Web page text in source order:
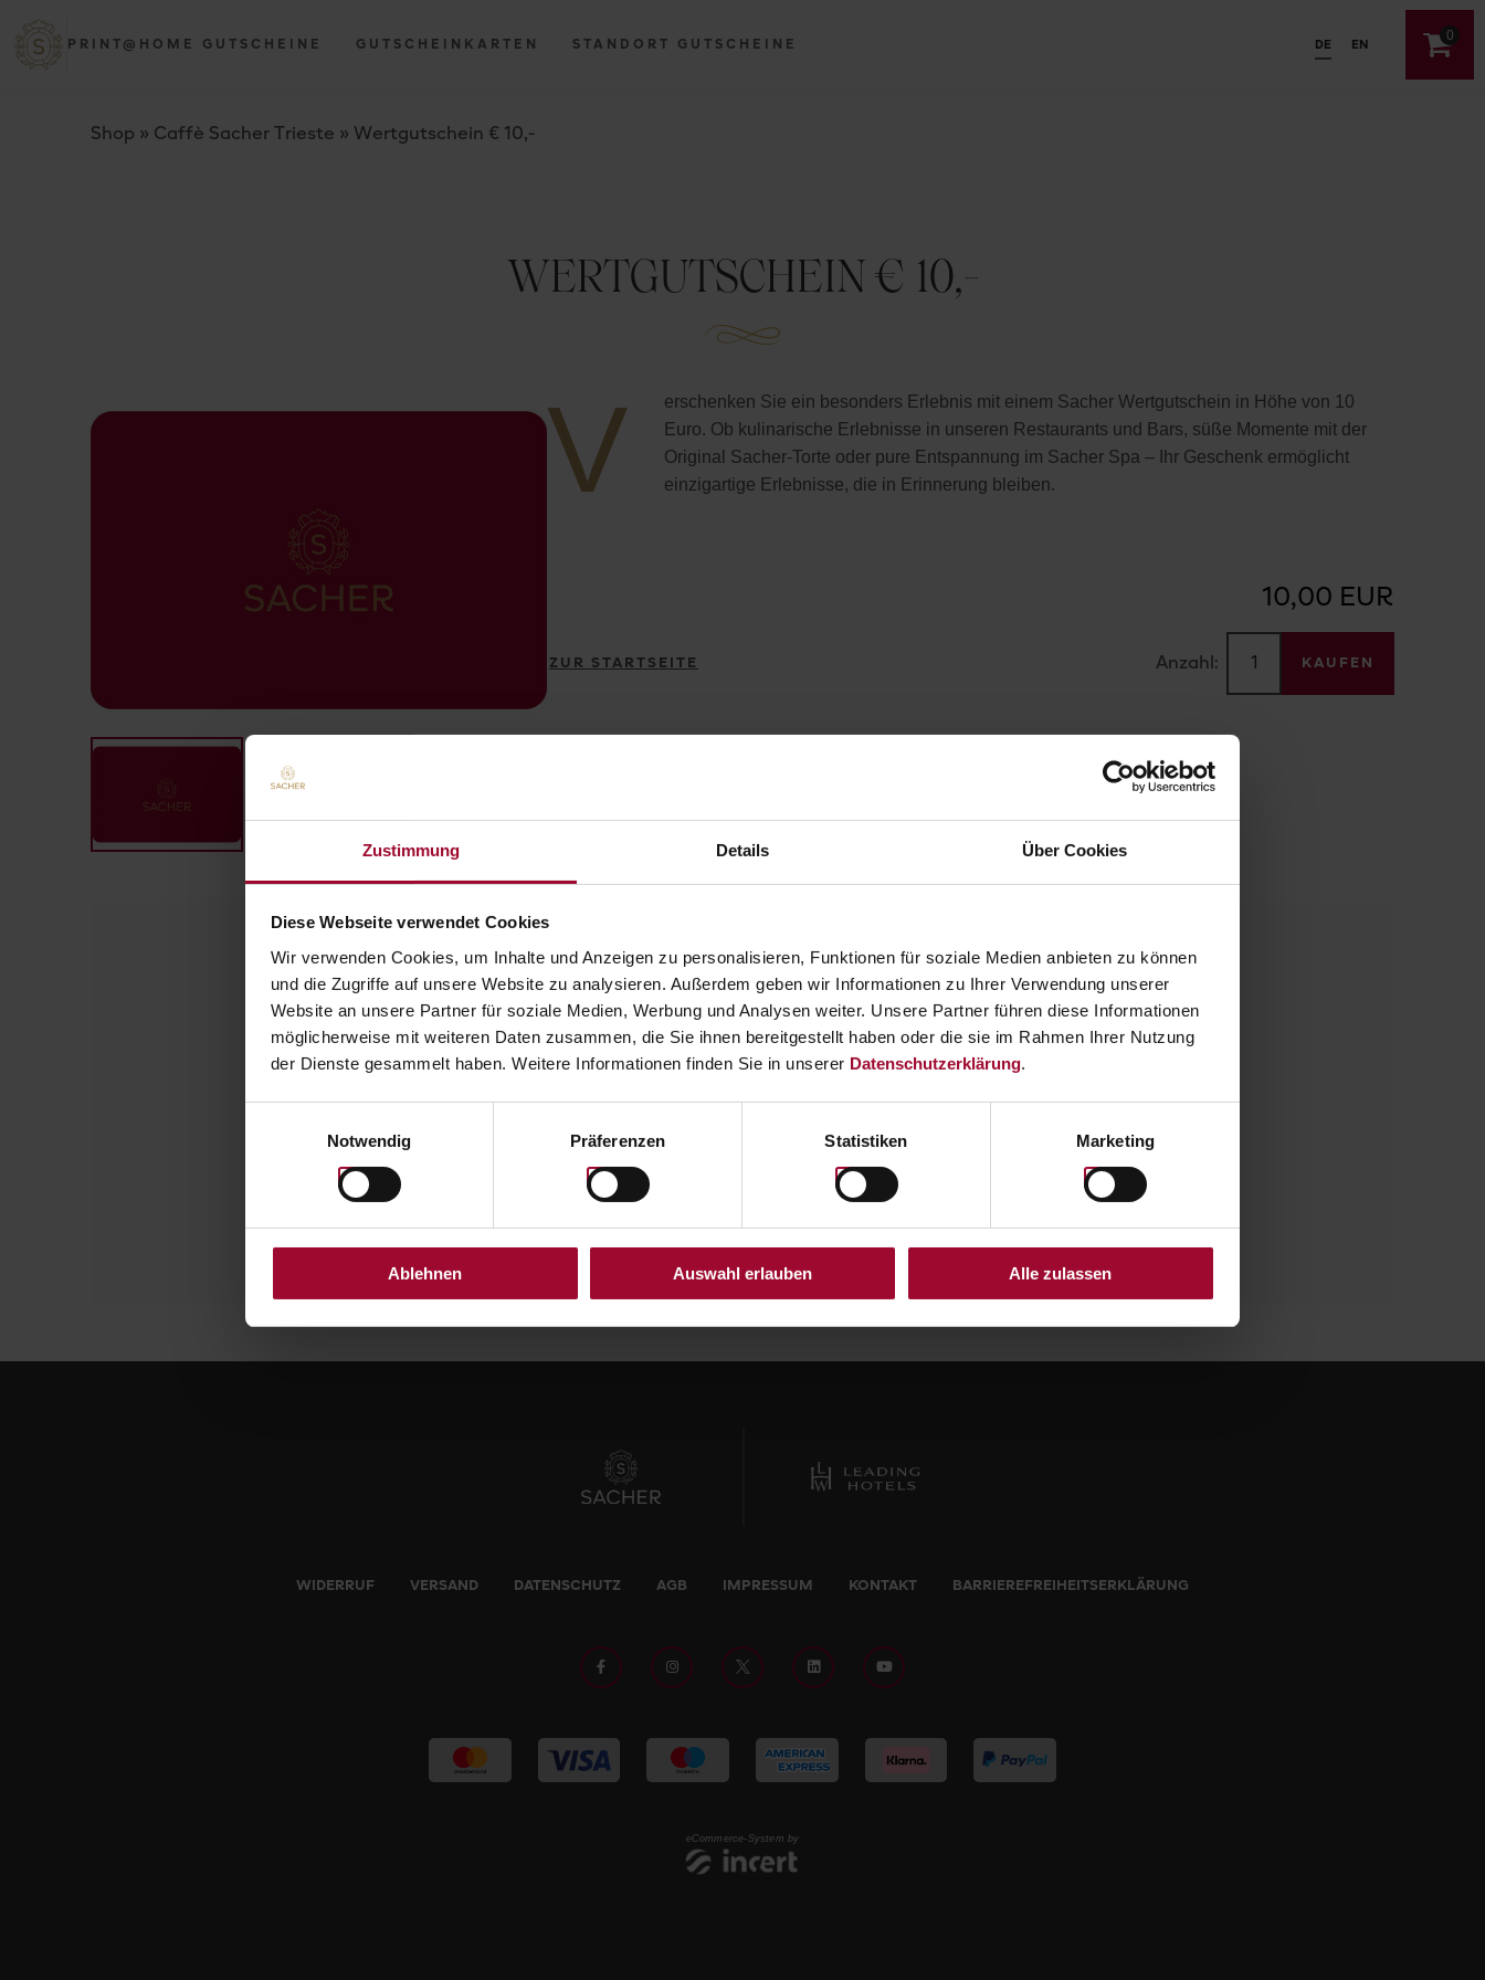
Zustimmung Details Über Cookies
Diese Webseite verwendet Cookies
Wir verwenden Cookies, um Inhalte und Anzeigen zu personalisieren, Funktionen für soziale Medien anbieten zu können
und die Zugriffe auf unsere Website zu analysieren. Außerdem geben wir Informationen zu Ihrer Verwendung unserer
Website an unsere Partner für soziale Medien, Werbung und Analysen weiter. Unsere Partner führen diese Informationen
möglicherweise mit weiteren Daten zusammen, die Sie ihnen bereitgestellt haben oder die sie im Rahmen Ihrer Nutzung
der Dienste gesammelt haben. Weitere Informationen finden Sie in unserer Datenschutzerklärung.
Notwendig
Präferenzen Statistiken Marketing
Ablehnen Auswahl erlauben Alle zulassen
PRINT@HOME GUTSCHEINE GUTSCHEINKARTEN STANDORT GUTSCHEINE DE EN
0
Shop » Caffè Sacher Trieste » Wertgutschein € 10,-
WERTGUTSCHEIN € 10,-
V
erschenken Sie ein besonders Erlebnis mit einem Sacher Wertgutschein in Höhe von 10
Euro. Ob kulinarische Erlebnisse in unseren Restaurants und Bars, süße Momente mit der
Original Sacher-Torte oder pure Entspannung im Sacher Spa – Ihr Geschenk ermöglicht
einzigartige Erlebnisse, die in Erinnerung bleiben.
10,00 EUR
Anzahl: KAUFEN
ZUR STARTSEITE
WERTABFRAGE & DIGITALE ABLAGE
WIDERRUF VERSAND DATENSCHUTZ AGB IMPRESSUM KONTAKT BARRIEREFREIHEITSERKLÄRUNG
eCommerce-System by